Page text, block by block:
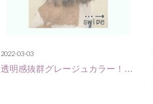
2022-03-03
透明感抜群グレージュカラー！…